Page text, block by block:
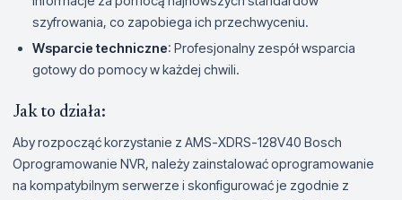
szyfrowania, co zapobiega ich przechwyceniu.
Wsparcie techniczne: Profesjonalny zespół wsparcia
gotowy do pomocy w każdej chwili.
Jak to działa:
Aby rozpocząć korzystanie z AMS-XDRS-128V40 Bosch
Oprogramowanie NVR, należy zainstalować oprogramowanie
na kompatybilnym serwerze i skonfigurować je zgodnie z